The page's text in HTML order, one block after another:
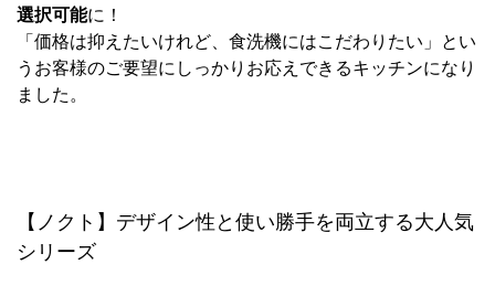
選択可能に！
「価格は抑えたいけれど、食洗機にはこだわりたい」とい
うお客様のご要望にしっかりお応えできるキッチンになり
ました。
【ノクト】デザイン性と使い勝手を両立する大人気
シリーズ